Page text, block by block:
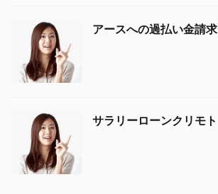
アースへの過払い金請求
サラリーローンクリモト